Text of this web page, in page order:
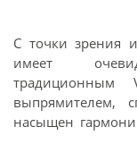
С точки зрения
имеет
традиционным
выпрямителем,
насыщен